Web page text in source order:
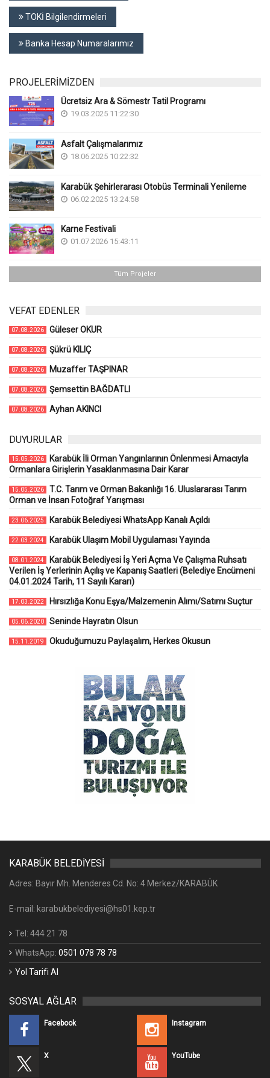
TOKİ Bilgilendirmeleri
Banka Hesap Numaralarımız
PROJELERİMİZDEN
Ücretsiz Ara & Sömestr Tatil Programı
19.03.2025 11:22:30
Asfalt Çalışmalarımız
18.06.2025 10:22:32
Karabük Şehirlerarası Otobüs Terminali Yenileme
06.02.2025 13:24:58
Karne Festivali
01.07.2026 15:43:11
Tüm Projeler
VEFAT EDENLER
07.08.2026 Güleser OKUR
07.08.2026 Şükrü KILIÇ
07.08.2026 Muzaffer TAŞPINAR
07.08.2026 Şemsettin BAĞDATLI
07.08.2026 Ayhan AKINCI
DUYURULAR
15.05.2026
Karabük İli Orman Yangınlarının Önlenmesi Amacıyla
Ormanlara Girişlerin Yasaklanmasına Dair Karar
15.05.2026
T.C. Tarım ve Orman Bakanlığı 16. Uluslararası Tarım
Orman ve İnsan Fotoğraf Yarışması
23.06.2025 Karabük Belediyesi WhatsApp Kanalı Açıldı
22.03.2024 Karabük Ulaşım Mobil Uygulaması Yayında
08.01.2024
Karabük Belediyesi İş Yeri Açma Ve Çalışma Ruhsatı
Verilen İş Yerlerinin Açılış ve Kapanış Saatleri (Belediye Encümeni
04.01.2024 Tarih, 11 Sayılı Kararı)
17.03.2022 Hırsızlığa Konu Eşya/Malzemenin Alımı/Satımı Suçtur
05.06.2020 Seninde Hayratın Olsun
15.11.2019 Okuduğumuzu Paylaşalım, Herkes Okusun
KARABÜK BELEDİYESİ
Adres: Bayır Mh. Menderes Cd. No: 4 Merkez/KARABÜK
E-mail: karabukbelediyesi@hs01.kep.tr
Tel: 444 21 78
WhatsApp: 0501 078 78 78
Yol Tarifi Al
SOSYAL AĞLAR
Facebook Instagram
X YouTube